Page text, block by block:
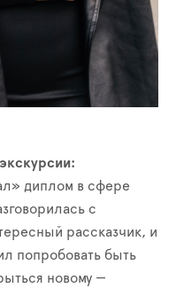
диплом в сфере
с
рассказчик, и
попробовать быть
новому —